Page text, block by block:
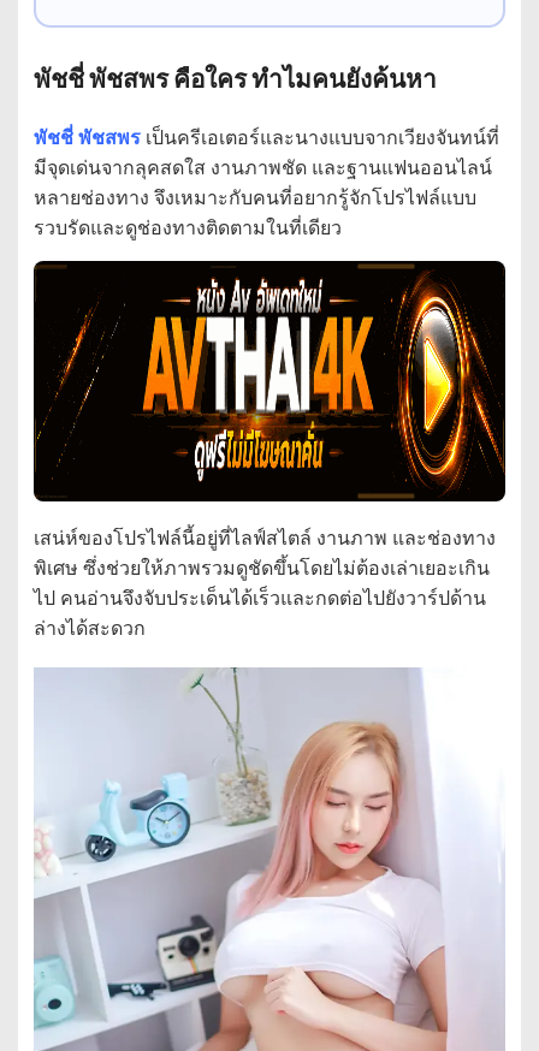
พัชชี่ พัชสพร คือใคร ทำไมคนยังค้นหา
พัชชี่ พัชสพรเป็นครีเอเตอร์และนางแบบจากเวียงจันทน์ที่
มีจุดเด่นจากลุคสดใส งานภาพชัด และฐานแฟนออนไลน์
หลายช่องทาง จึงเหมาะกับคนที่อยากรู้จักโปรไฟล์แบบ
รวบรัดและดูช่องทางติดตามในที่เดียว
เสน่ห์ของโปรไฟล์นี้อยู่ที่ไลฟ์สไตล์ งานภาพ และช่องทาง
พิเศษ ซึ่งช่วยให้ภาพรวมดูชัดขึ้นโดยไม่ต้องเล่าเยอะเกิน
ไป คนอ่านจึงจับประเด็นได้เร็วและกดต่อไปยังวาร์ปด้าน
ล่างได้สะดวก